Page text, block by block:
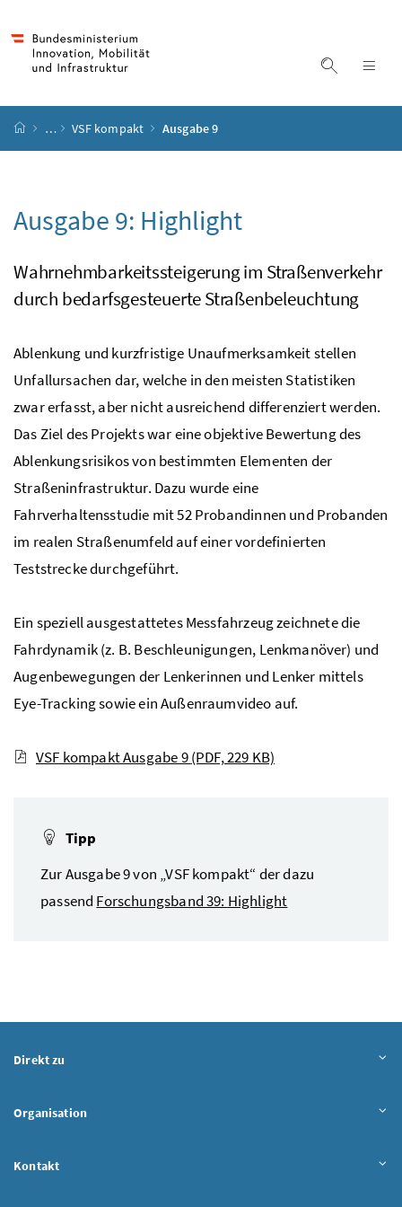
Suche
Startseite
… VSF kompakt Ausgabe 9
Ausgabe 9: Highlight
Wahrnehmbarkeitssteigerung im Straßenverkehr
durch bedarfsgesteuerte Straßenbeleuchtung
Ablenkung und kurzfristige Unaufmerksamkeit stellen
Unfallursachen dar, welche in den meisten Statistiken
zwar erfasst, aber nicht ausreichend differenziert werden.
Das Ziel des Projekts war eine objektive Bewertung des
Ablenkungsrisikos von bestimmten Elementen der
Straßeninfrastruktur. Dazu wurde eine
Fahrverhaltensstudie mit 52 Probandinnen und Probanden
im realen Straßenumfeld auf einer vordefinierten
Teststrecke durchgeführt.
Ein speziell ausgestattetes Messfahrzeug zeichnete die
Fahrdynamik (z. B. Beschleunigungen, Lenkmanöver) und
Augenbewegungen der Lenkerinnen und Lenker mittels
Eye-Trackingsowie ein Außenraumvideo auf.
VSF kompakt Ausgabe 9(PDF, 229 KB)
Tipp
Zur Ausgabe 9 von „VSF kompakt“ der dazu
passend Forschungsband 39: Highlight
Direkt zu
Organisation
Kontakt